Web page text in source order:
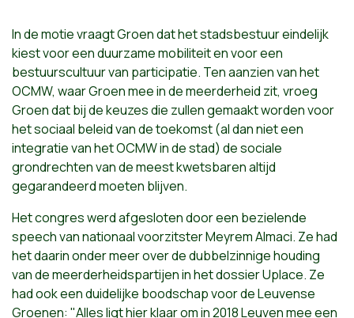
In de motie vraagt Groen dat het stadsbestuur eindelijk
kiest voor een duurzame mobiliteit en voor een
bestuurscultuur van participatie. Ten aanzien van het
OCMW, waar Groen mee in de meerderheid zit, vroeg
Groen dat bij de keuzes die zullen gemaakt worden voor
het sociaal beleid van de toekomst (al dan niet een
integratie van het OCMW in de stad) de sociale
grondrechten van de meest kwetsbaren altijd
gegarandeerd moeten blijven.
Het congres werd afgesloten door een bezielende
speech van nationaal voorzitster Meyrem Almaci. Ze had
het daarin onder meer over de dubbelzinnige houding
van de meerderheidspartijen in het dossier Uplace. Ze
had ook een duidelijke boodschap voor de Leuvense
Groenen: "Alles ligt hier klaar om in 2018 Leuven mee een